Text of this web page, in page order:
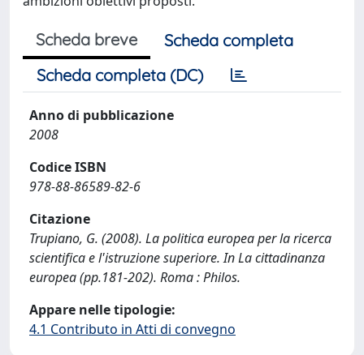
Scheda breve
Scheda completa
Scheda completa (DC)
Anno di pubblicazione
2008
Codice ISBN
978-88-86589-82-6
Citazione
Trupiano, G. (2008). La politica europea per la ricerca
scientifica e l'istruzione superiore. In La cittadinanza
europea (pp.181-202). Roma : Philos.
Appare nelle tipologie:
4.1 Contributo in Atti di convegno